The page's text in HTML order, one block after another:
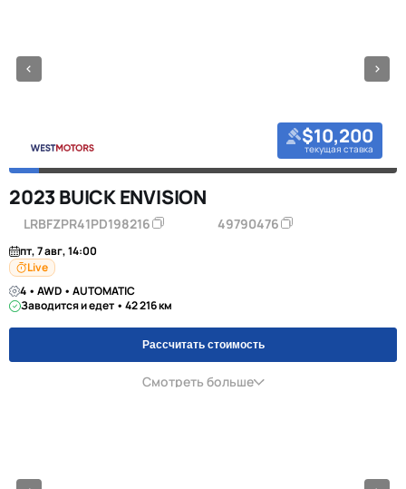
$10,200
текущая ставка
2023 BUICK ENVISION
LRBFZPR41PD198216 49790476
пт, 7 авг, 14:00
Live
4 • AWD • AUTOMATIC
Заводится и едет • 42 216 км
Рассчитать стоимость
Смотреть больше